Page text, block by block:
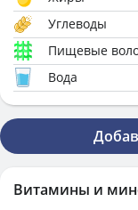
Углеводы
Пищевые
Вода
Витамины и